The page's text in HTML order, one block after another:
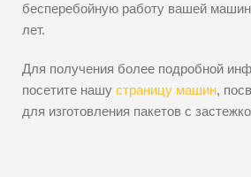
бесперебойную работу вашей
лет.
Для получения более подробной
посетите нашу страницу машин,
для изготовления пакетов с